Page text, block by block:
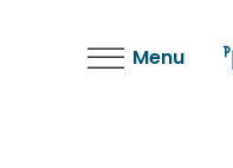
Menu